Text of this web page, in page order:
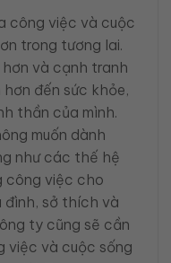
công việc và cuộc
trong tương lai.
và cạnh tranh
hơn đến sức khỏe,
thần của mình.
muốn dành
như các thế hệ
công việc cho
đình, sở thích và
ty cũng sẽ cần
việc và cuộc sống